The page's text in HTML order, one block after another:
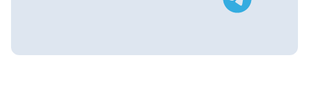
ب
ك
ب
ر
ج